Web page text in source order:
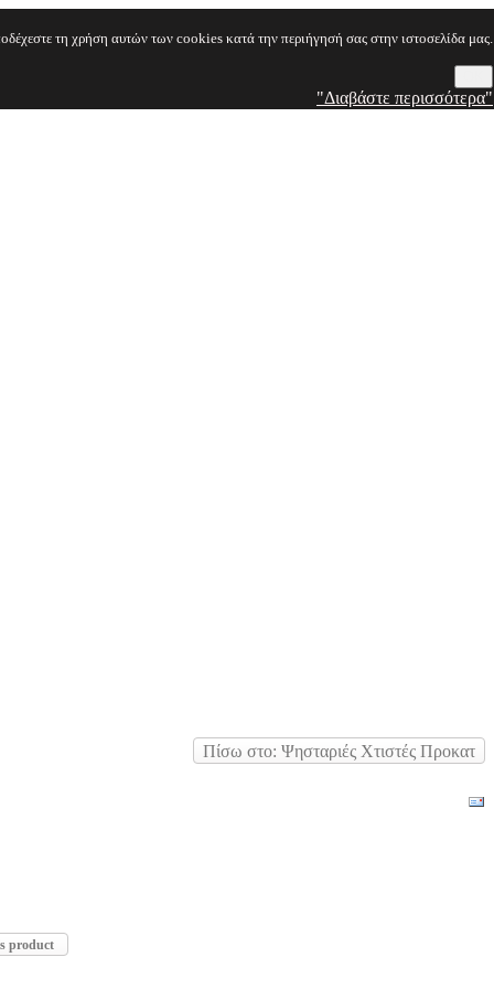
τη χρήση αυτών των cookies κατά την περιήγησή σας στην ιστοσελίδα μας.
"Διαβάστε περισσότερα"
Πίσω στο: Ψησταριές Χτιστές Προκατ
product